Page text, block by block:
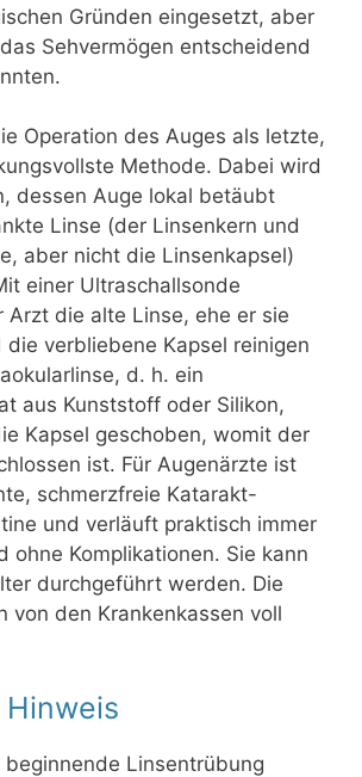
Gründen eingesetzt, aber
Sehvermögen entscheidend
Operation des Auges als letzte,
Methode. Dabei wird
dessen Auge lokal betäubt
Linse (der Linsenkern und
aber nicht die Linsenkapsel)
einer Ultraschallsonde
Arzt die alte Linse, ehe er sie
die verbliebene Kapsel reinigen
d. h. ein
aus Kunststoff oder Silikon,
Kapsel geschoben, womit der
ist. Für Augenärzte ist
schmerzfreie Katarakt-
und verläuft praktisch immer
ohne Komplikationen. Sie kann
durchgeführt werden. Die
von den Krankenkassen voll
beginnende Linsentrübung